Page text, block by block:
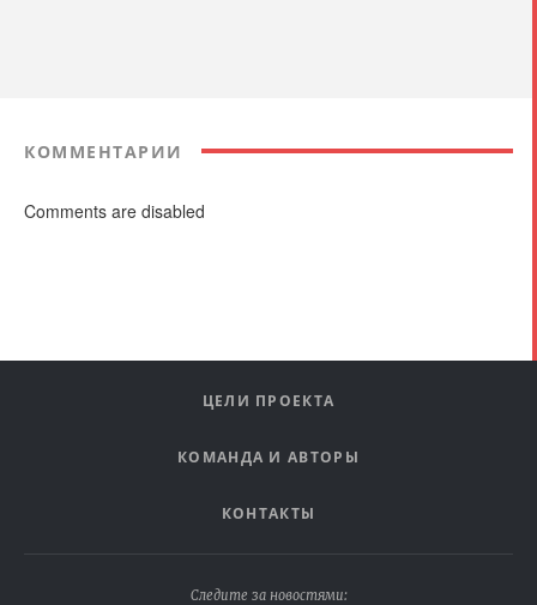
КОММЕНТАРИИ
Comments are disabled
ЦЕЛИ ПРОЕКТА
КОМАНДА И АВТОРЫ
КОНТАКТЫ
Следите за новостями: